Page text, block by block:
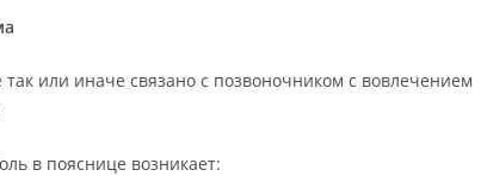
так или иначе связано с позвоночником с вовлечением
в пояснице возникает: